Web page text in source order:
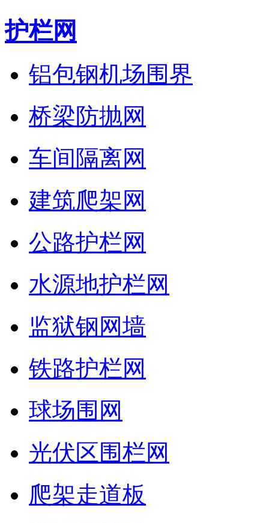
护栏网
铝包钢机场围界
桥梁防抛网
车间隔离网
建筑爬架网
公路护栏网
水源地护栏网
监狱钢网墙
铁路护栏网
球场围网
光伏区围栏网
爬架走道板